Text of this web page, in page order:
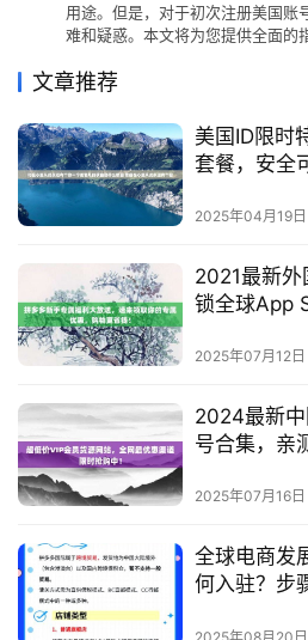
用途。但是，对于初次注册美国账
难和疑惑。本文将为您提供全面的
文章推荐
美国ID限时
套餐，安全
2025年04月19日
2021最新外
锁全球App
2025年07月12日
2024最新
号合集，亲
2025年07月16日
全球电商发
何入驻？步